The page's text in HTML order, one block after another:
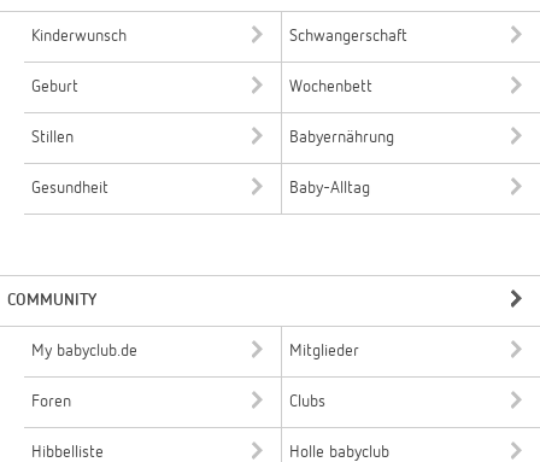
Kinderwunsch Schwangerschaft
Geburt Wochenbett
Stillen Babyernährung
Gesundheit Baby-Alltag
COMMUNITY
My babyclub.de Mitglieder
Foren Clubs
Hibbelliste Holle babyclub